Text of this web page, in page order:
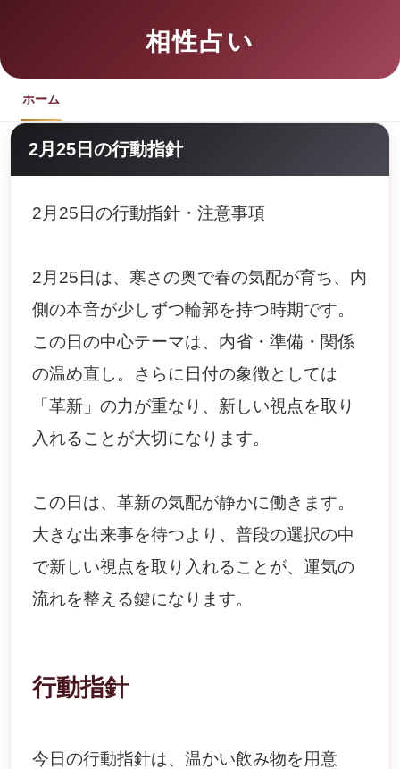
相性占い
ホーム
2月25日の行動指針
2月25日の行動指針・注意事項
2月25日は、寒さの奥で春の気配が育ち、内
側の本音が少しずつ輪郭を持つ時期です。
この日の中心テーマは、内省・準備・関係
の温め直し。さらに日付の象徴としては
「革新」の力が重なり、新しい視点を取り
入れることが大切になります。
この日は、革新の気配が静かに働きます。
大きな出来事を待つより、普段の選択の中
で新しい視点を取り入れることが、運気の
流れを整える鍵になります。
行動指針
今日の行動指針は、温かい飲み物を用意